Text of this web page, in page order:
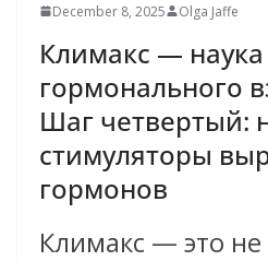
December 8, 2025 Olga Jaffe
Климакс — наука
гормонального
Шаг четвертый:
стимуляторы
гормонов
Климакс — это не